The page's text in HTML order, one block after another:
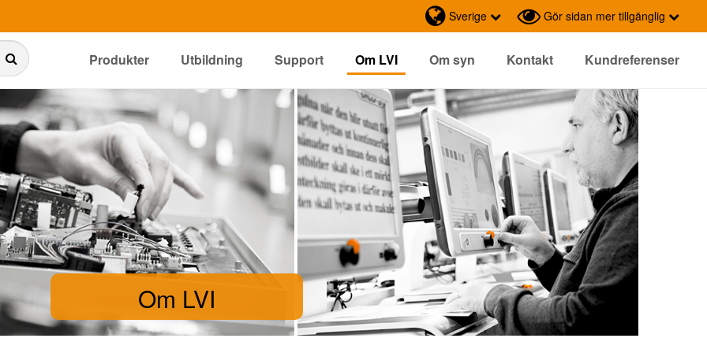
Sverige Gör sidan mer tillgänglig
Produkter Utbildning Support Om LVI Om syn Kontakt
Kundreferenser
Om LVI